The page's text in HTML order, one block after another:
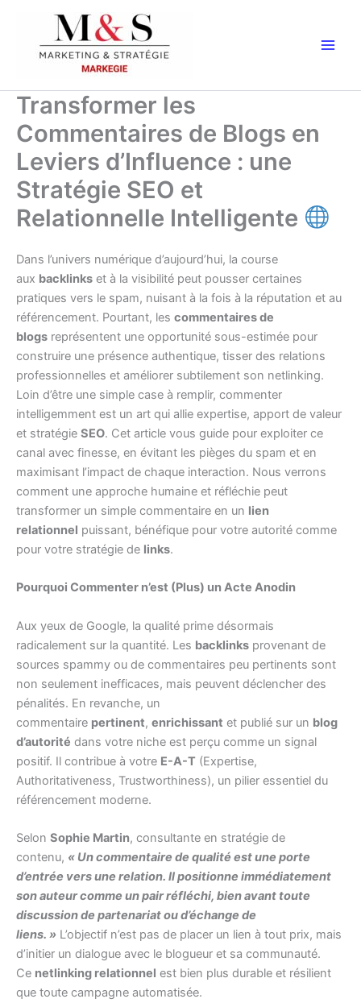
contenu
Transformer les
Commentaires de Blogs en
Leviers d’Influence : une
Stratégie SEO et
Relationnelle Intelligente
Dans l’univers numérique d’aujourd’hui, la course
aux backlinks et à la visibilité peut pousser certaines
pratiques vers le spam, nuisant à la fois à la réputation et au
référencement. Pourtant, les commentaires de
blogs représentent une opportunité sous-estimée pour
construire une présence authentique, tisser des relations
professionnelles et améliorer subtilement son netlinking.
Loin d’être une simple case à remplir, commenter
intelligemment est un art qui allie expertise, apport de valeur
et stratégie SEO. Cet article vous guide pour exploiter ce
canal avec finesse, en évitant les pièges du spam et en
maximisant l’impact de chaque interaction. Nous verrons
comment une approche humaine et réfléchie peut
transformer un simple commentaire en un lien
relationnel puissant, bénéfique pour votre autorité comme
pour votre stratégie de links.
Pourquoi Commenter n’est (Plus) un Acte Anodin
Aux yeux de Google, la qualité prime désormais
radicalement sur la quantité. Les backlinks provenant de
sources spammy ou de commentaires peu pertinents sont
non seulement inefficaces, mais peuvent déclencher des
pénalités. En revanche, un
commentaire pertinent, enrichissant et publié sur un blog
d’autorité dans votre niche est perçu comme un signal
positif. Il contribue à votre E-A-T (Expertise,
Authoritativeness, Trustworthiness), un pilier essentiel du
référencement moderne.
Selon Sophie Martin, consultante en stratégie de
contenu, « Un commentaire de qualité est une porte
d’entrée vers une relation. Il positionne immédiatement
son auteur comme un pair réfléchi, bien avant toute
discussion de partenariat ou d’échange de
liens. » L’objectif n’est pas de placer un lien à tout prix, mais
d’initier un dialogue avec le blogueur et sa communauté.
Ce netlinking relationnel est bien plus durable et résilient
que toute campagne automatisée.